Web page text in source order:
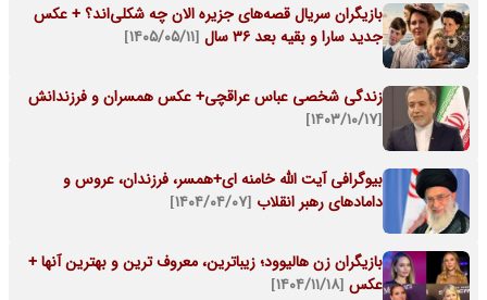
بازیگران سریال قصه‌های جزیره الان چه شکلی‌اند؟ + عکس
جدید سارا و بقیه بعد 36 سال
[۱۴۰۵/۰۵/۱۱]
زندگی شخصی عباس عراقچی+ عکس همسران و فرزندانش
[۱۴۰۳/۱۰/۱۷]
بیوگرافی آیت الله خامنه ای+همسر، فرزندان، عروس و
دامادهای رهبر انقلاب [۱۴۰۴/۰۴/۰۷]
بازیگران زن هالیوود؛ زیباترین، معروف ترین و بهترین آنها +
عکس [۱۴۰۴/۱۱/۱۸]